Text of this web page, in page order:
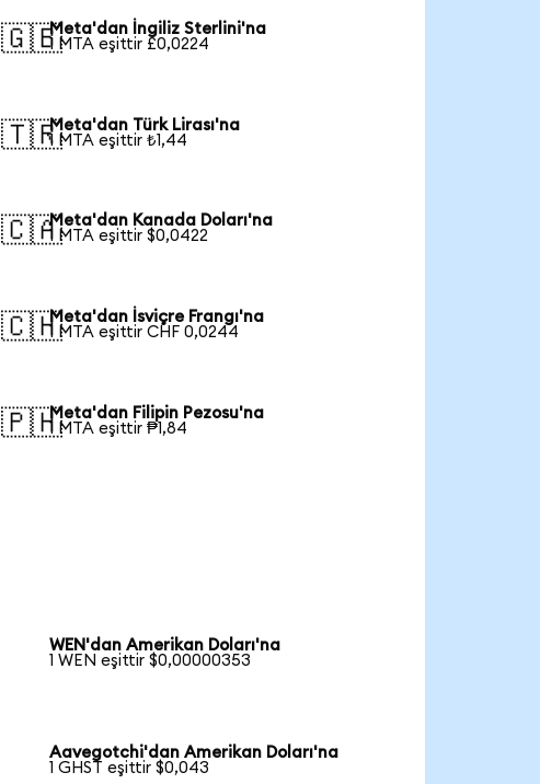
🇬🇧Meta'dan İngiliz Sterlini'na
1 MTA eşittir £0,0224
🇹🇷Meta'dan Türk Lirası'na
1 MTA eşittir ₺1,44
🇨🇦Meta'dan Kanada Doları'na
1 MTA eşittir $0,0422
🇨🇭Meta'dan İsviçre Frangı'na
1 MTA eşittir CHF 0,0244
🇵🇭Meta'dan Filipin Pezosu'na
1 MTA eşittir ₱1,84
WEN'dan Amerikan Doları'na
1 WEN eşittir $0,00000353
Aavegotchi'dan Amerikan Doları'na
1 GHST eşittir $0,043